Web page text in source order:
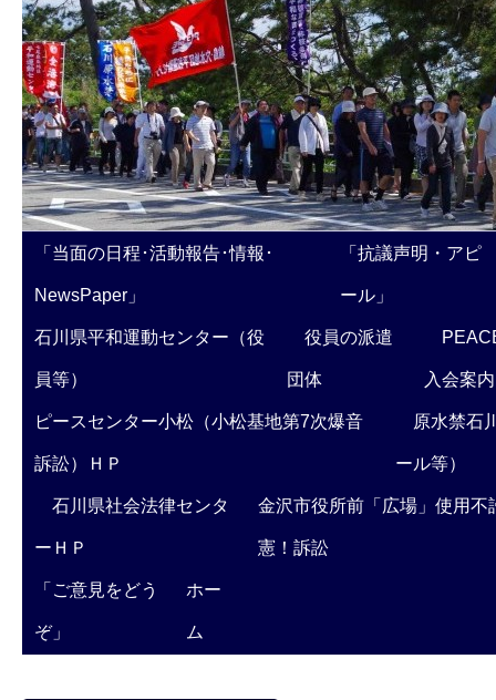
「当面の日程･活動報告･情報･
NewsPaper」
「抗議声明・アピ
ール」
石川県平和運動センター（役
員等）
役員の派遣
団体 入会案内
ピースセンター小松（小松基地第7次爆音
訴訟）ＨＰ
原水禁石
ール等）
石川県社会法律センタ
ーＨＰ
金沢市役所前「広場」使用不
憲！訴訟
「ご意見をどう
ぞ」
ホー
ム